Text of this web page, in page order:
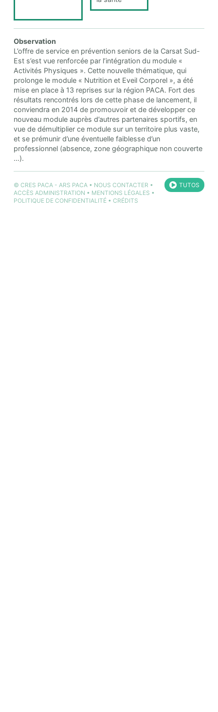
Observation
L’offre de service en prévention seniors de la Carsat Sud-
Est s’est vue renforcée par l’intégration du module «
Activités Physiques ». Cette nouvelle thématique, qui
prolonge le module « Nutrition et Eveil Corporel », a été
mise en place à 13 reprises sur la région PACA. Fort des
résultats rencontrés lors de cette phase de lancement, il
conviendra en 2014 de promouvoir et de développer ce
nouveau module auprès d’autres partenaires sportifs, en
vue de démultiplier ce module sur un territoire plus vaste,
et se prémunir d’une éventuelle faiblesse d’un
professionnel (absence, zone géographique non couverte
…).
©CRES PACA - ARS PACA • NOUS CONTACTER •
ACCÈS ADMINISTRATION • MENTIONS LÉGALES •
POLITIQUE DE CONFIDENTIALITÉ •CRÉDITS
TUTOS